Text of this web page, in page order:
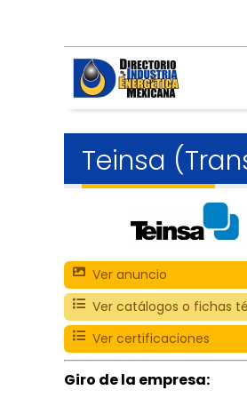
Teinsa
Ver anuncio
Ver catálogos o fichas
Ver certificaciones
Giro de la empresa: